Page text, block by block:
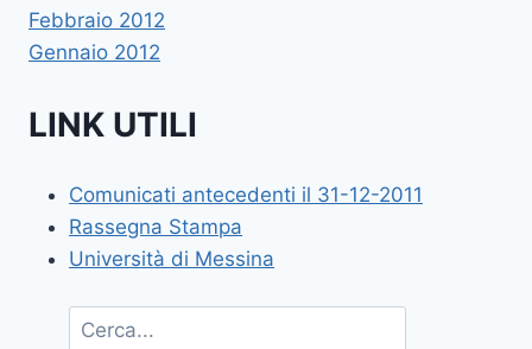
Febbraio 2012
Gennaio 2012
LINK UTILI
Comunicati antecedenti il 31-12-2011
Rassegna Stampa
Università di Messina